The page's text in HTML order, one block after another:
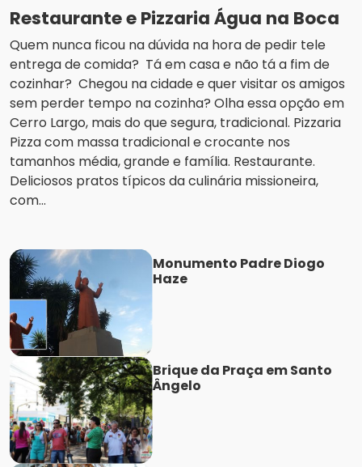
Restaurante e Pizzaria Água na Boca
Quem nunca ficou na dúvida na hora de pedir tele
entrega de comida? Tá em casa e não tá a fim de
cozinhar? Chegou na cidade e quer visitar os amigos
sem perder tempo na cozinha? Olha essa opção em
Cerro Largo, mais do que segura, tradicional. Pizzaria
Pizza com massa tradicional e crocante nos
tamanhos média, grande e família. Restaurante.
Deliciosos pratos típicos da culinária missioneira,
com...
Monumento Padre Diogo
Haze
Brique da Praça em Santo
Ângelo